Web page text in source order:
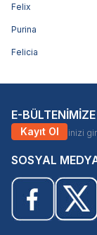
Felix
Purina
Felicia
E-
Kayıt Ol
SOSYAL